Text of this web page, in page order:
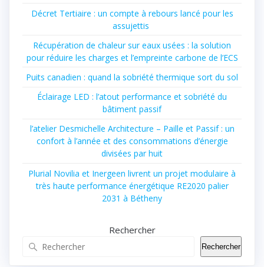
Décret Tertiaire : un compte à rebours lancé pour les
assujettis
Récupération de chaleur sur eaux usées : la solution
pour réduire les charges et l’empreinte carbone de l’ECS
Puits canadien : quand la sobriété thermique sort du sol
Éclairage LED : l’atout performance et sobriété du
bâtiment passif
l’atelier Desmichelle Architecture – Paille et Passif : un
confort à l’année et des consommations d’énergie
divisées par huit
Plurial Novilia et Inergeen livrent un projet modulaire à
très haute performance énergétique RE2020 palier
2031 à Bétheny
Rechercher
Rechercher